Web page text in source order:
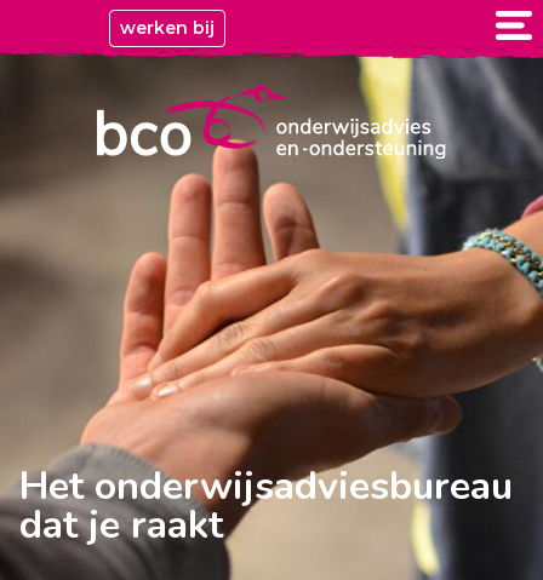
werken bij
Het onderwijsadviesbureau
dat je raakt